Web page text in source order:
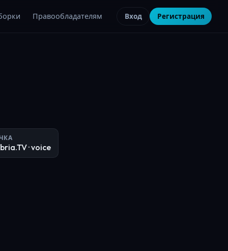
Правообладателям Вход Регистрация
· voice